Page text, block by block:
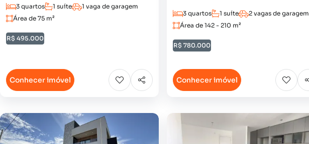
3 quartos 1 suíte
1 vaga de garagem
Área de 75 m²
R$ 495.000
Conhecer imóvel
3 quartos 1 suíte
2 vagas de garagem
Área de 142 - 210 m²
R$ 780.000
Conhecer imóvel